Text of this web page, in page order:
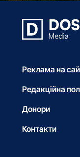
Реклама на
Редакційна
Донори
Контакти